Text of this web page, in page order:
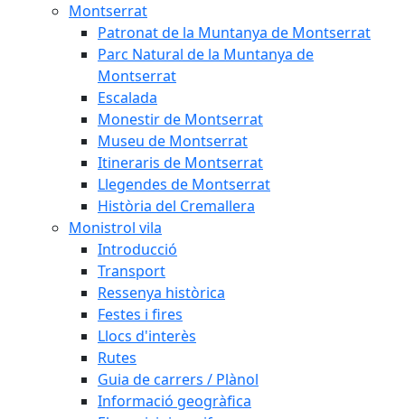
Montserrat
Patronat de la Muntanya de Montserrat
Parc Natural de la Muntanya de
Montserrat
Escalada
Monestir de Montserrat
Museu de Montserrat
Itineraris de Montserrat
Llegendes de Montserrat
Història del Cremallera
Monistrol vila
Introducció
Transport
Ressenya històrica
Festes i fires
Llocs d'interès
Rutes
Guia de carrers / Plànol
Informació geogràfica